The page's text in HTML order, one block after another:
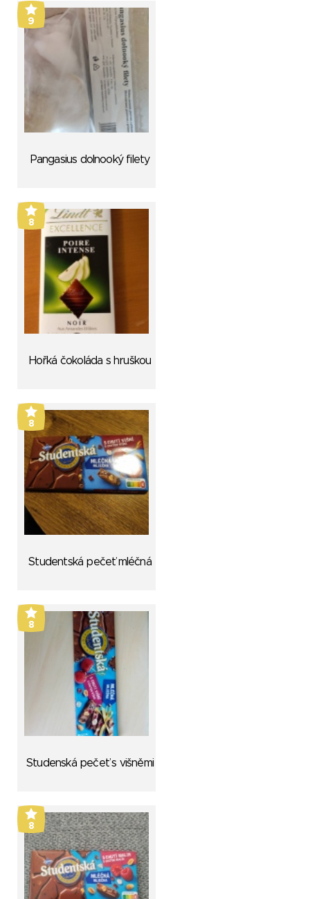
9
Pangasius dolnooký filety
8
Hořká čokoláda s hruškou
8
Studentská pečeť mléčná
8
Studenská pečeť s višněmi
8